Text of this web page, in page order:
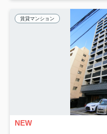
賃貸マンション
NEW